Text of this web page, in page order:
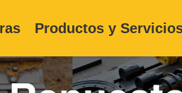
Productos y